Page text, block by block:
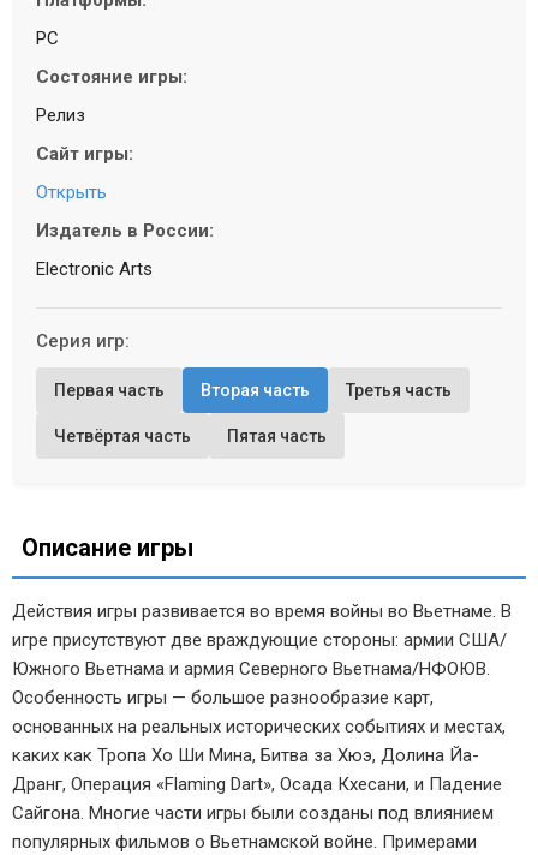
PC
Состояние игры:
Релиз
Сайт игры:
Открыть
Издатель в России:
Electronic Arts
Серия игр:
Первая часть Вторая часть Третья часть
Четвёртая часть Пятая часть
Описание игры
Действия игры развивается во время войны во Вьетнаме. В
игре присутствуют две враждующие стороны: армии США/
Южного Вьетнама и армия Северного Вьетнама/НФОЮВ.
Особенность игры — большое разнообразие карт,
основанных на реальных исторических событиях и местах,
каких как Тропа Хо Ши Мина, Битва за Хюэ, Долина Йа-
Дранг, Операция «Flaming Dart», Осада Кхесани, и Падение
Сайгона. Многие части игры были созданы под влиянием
популярных фильмов о Вьетнамской войне. Примерами